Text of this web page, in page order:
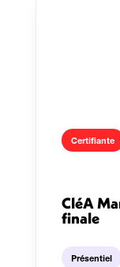
Certifiante
CléA
finale
Présentiel